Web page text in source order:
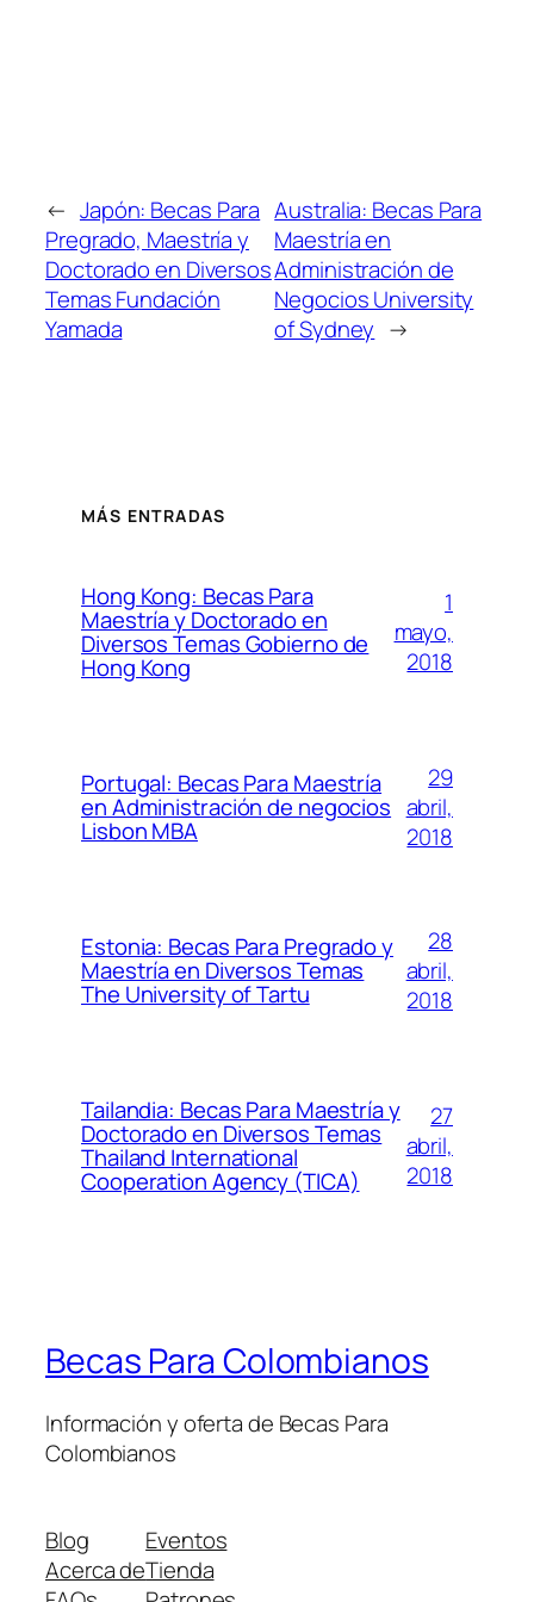
← Japón: Becas Para
Pregrado, Maestría y
Doctorado en Diversos
Temas Fundación
Yamada
Australia: Becas Para
Maestría en
Administración de
Negocios University
of Sydney →
MÁS ENTRADAS
Hong Kong: Becas Para
Maestría y Doctorado en
Diversos Temas Gobierno de
Hong Kong
1
mayo,
2018
Portugal: Becas Para Maestría
en Administración de negocios
Lisbon MBA
29
abril,
2018
Estonia: Becas Para Pregrado y
Maestría en Diversos Temas
The University of Tartu
28
abril,
2018
Tailandia: Becas Para Maestría y
Doctorado en Diversos Temas
Thailand International
Cooperation Agency (TICA)
27
abril,
2018
Becas Para Colombianos
Información y oferta de Becas Para
Colombianos
Blog
Acerca de
Eventos
Tienda